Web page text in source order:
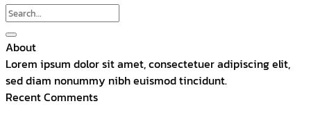
About
Lorem ipsum dolor sit amet, consectetuer adipiscing elit,
sed diam nonummy nibh euismod tincidunt.
Recent Comments